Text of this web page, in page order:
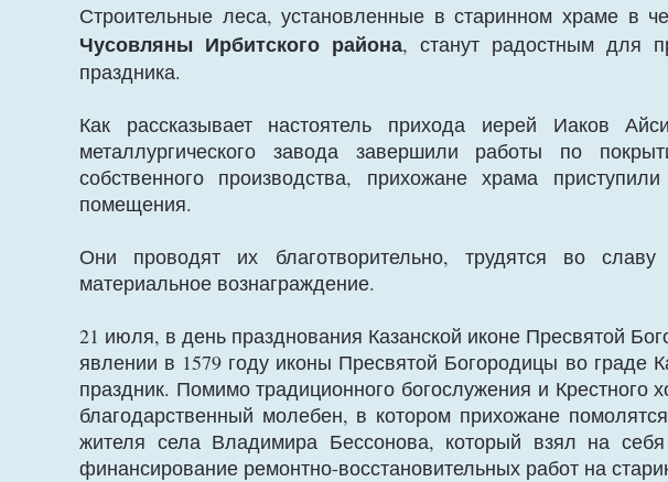
Строительные леса, установленные в старинном храме в
Чусовляны Ирбитского района, станут радостным для
праздника.
Как рассказывает настоятель прихода иерей Иаков
металлургического завода завершили работы по
собственного производства, прихожане храма
помещения.
Они проводят их благотворительно, трудятся во
материальное вознаграждение.
21 июля, в день празднования Казанской иконе Пресвятой
явлении в 1579 году иконы Пресвятой Богородицы во граде
праздник. Помимо традиционного богослужения и Крестного
благодарственный молебен, в котором прихожане
жителя села Владимира Бессонова, который взял на
финансирование ремонтно-восстановительных работ на